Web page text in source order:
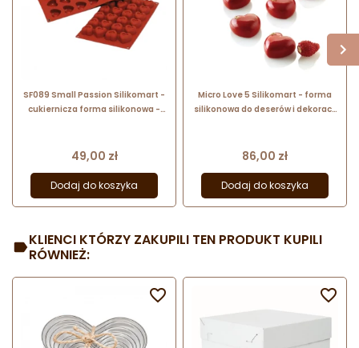
SF089 Small Passion Silikomart -
cukiernicza forma silikonowa -
Cena
49,00 zł
Dodaj do koszyka
Micro Love 5 Silikomart - forma
silikonowa do deserów i dekoracji
Cena
86,00 zł
Dodaj do koszyka
KLIENCI KTÓRZY ZAKUPILI TEN PRODUKT KUPILI
RÓWNIEŻ:
 